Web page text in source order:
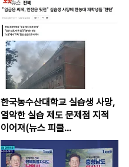
한국농수산대학교 실습생 사망,
열악한 실습 제도 문제점 지적
이어져(뉴스 피클
2025.05.23.)